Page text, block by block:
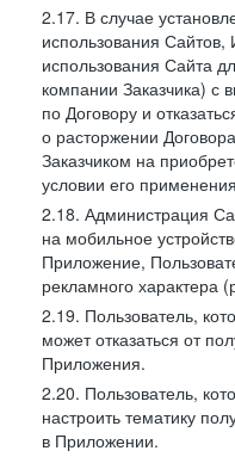
2.17. В случае
использования Сайтов,
использования Сайта
компании Заказчика) с
по Договору и
о расторжении
Заказчиком на
условии его
2.18. Администрация
на мобильное
Приложение,
рекламного характера
2.19. Пользователь,
может отказаться от
Приложения.
2.20. Пользователь,
настроить тематику
в Приложении.